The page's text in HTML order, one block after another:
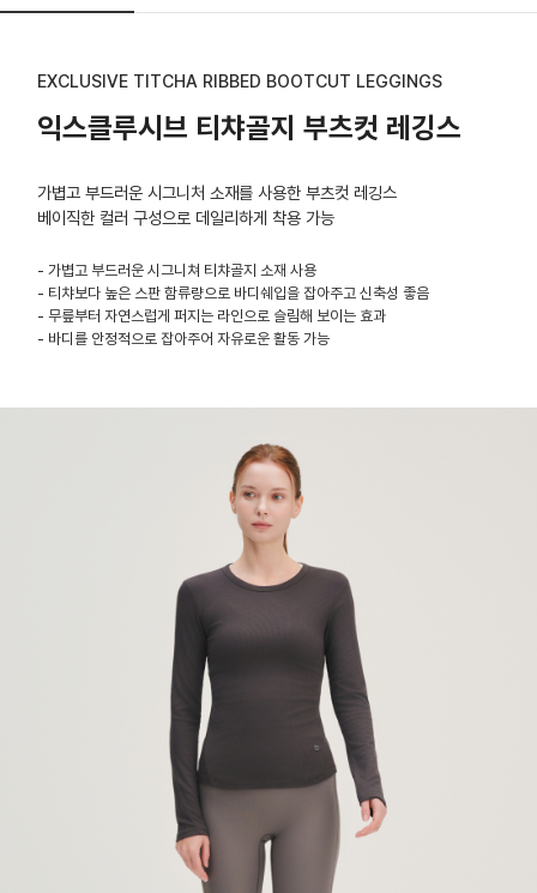
EXCLUSIVE TITCHA RIBBED BOOTCUT LEGGINGS
익스클루시브 티챠골지 부츠컷 레깅스
가볍고 부드러운 시그니처 소재를 사용한 부츠컷 레깅스
베이직한 컬러 구성으로 데일리하게 착용 가능
- 가볍고 부드러운 시그니쳐 티챠골지 소재 사용
- 티챠보다 높은 스판 함류량으로 바디쉐입을 잡아주고 신축성 좋음
- 무릎부터 자연스럽게 퍼지는 라인으로 슬림해 보이는 효과
- 바디를 안정적으로 잡아주어 자유로운 활동 가능